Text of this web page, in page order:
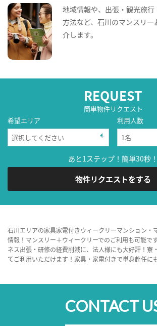
地域情報や、出張・観光旅
方法など、石川のマンスリー
介します。
REQUEST
簡単物件リクエスト
希望エリア
利用人数
あと1ステップ！簡単30秒！
物件リクエストをする
石川エリアの家具家電付きウィークリーマンション・
情報！マンスリー＋ウィークリーでのご利用も可能で
ネス出張・研修の経費削減に、法人様にも大好評！寮
てご利用いただけます！家具・家電付きで単身赴任に
CONTACT